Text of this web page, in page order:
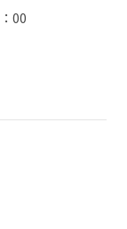
00